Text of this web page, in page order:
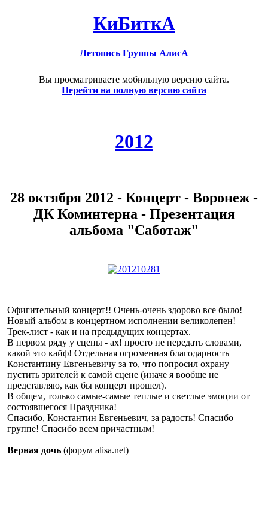
КиБиткА
Летопись Группы АлисА
Вы просматриваете мобильную версию сайта.
Перейти на полную версию сайта
2012
28 октября 2012 - Концерт - Воронеж -
ДК Коминтерна - Презентация
альбома "Саботаж"
Офигительный концерт!! Очень-очень здорово все было!
Новый альбом в концертном исполнении великолепен!
Трек-лист - как и на предыдущих концертах.
В первом ряду у сцены - ах! просто не передать словами,
какой это кайф! Отдельная огроменная благодарность
Константину Евгеньевичу за то, что попросил охрану
пустить зрителей к самой сцене (иначе я вообще не
представляю, как бы концерт прошел).
В общем, только самые-самые теплые и светлые эмоции от
состоявшегося Праздника!
Спасибо, Константин Евгеньевич, за радость! Спасибо
группе! Спасибо всем причастным!
Верная дочь (форум alisa.net)